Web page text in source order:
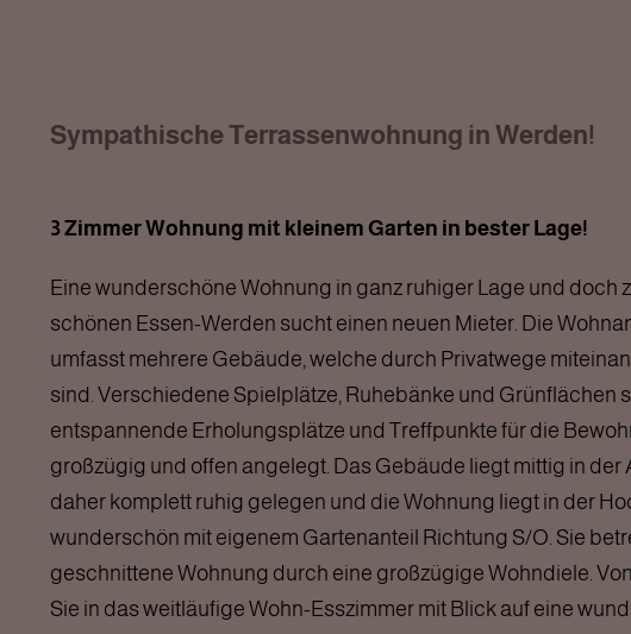
Sympathische Terrassenwohnung in Werden!
3 Zimmer Wohnung mit kleinem Garten in bester Lage!
Eine wunderschöne Wohnung in ganz ruhiger Lage und doch
schönen Essen-Werden sucht einen neuen Mieter. Die
umfasst mehrere Gebäude, welche durch Privatwege
sind. Verschiedene Spielplätze, Ruhebänke und Grünflächen
entspannende Erholungsplätze und Treffpunkte für die
großzügig und offen angelegt. Das Gebäude liegt mittig in der
daher komplett ruhig gelegen und die Wohnung liegt in der
wunderschön mit eigenem Gartenanteil Richtung S/O. Sie
geschnittene Wohnung durch eine großzügige Wohndiele.
Sie in das weitläufige Wohn-Esszimmer mit Blick auf eine